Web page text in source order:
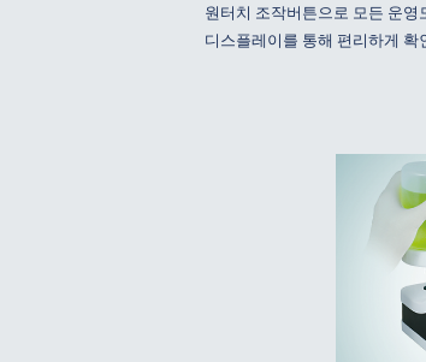
원터치 조작버튼으로 모든 운
디스플레이를 통해 편리하게 확